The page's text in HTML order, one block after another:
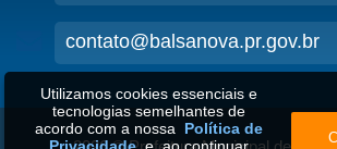
contato@balsanova.pr.gov.br
Utilizamos cookies essenciais e
tecnologias semelhantes de
acordo com a nossa Política de